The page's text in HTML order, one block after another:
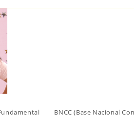
BNCC (Base Nacional